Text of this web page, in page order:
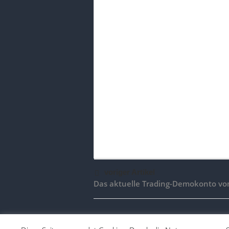
Das aktuelle Trading-Demokonto